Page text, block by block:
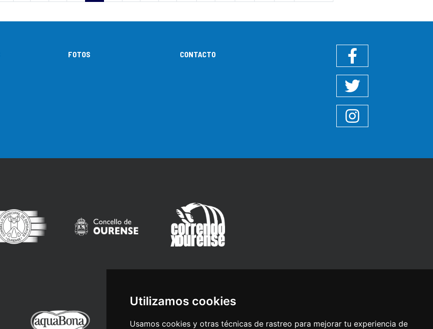
Utilizamos cookies
Usamos cookies y otras técnicas de rastreo para mejorar tu experiencia de
FOTOS CONTACTO
Twitter
Instagram